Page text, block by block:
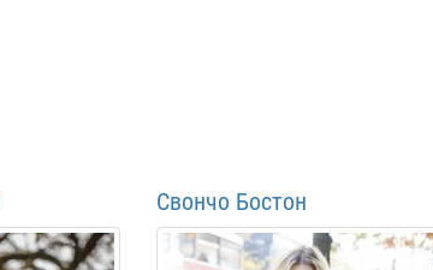
Свончо Бостон